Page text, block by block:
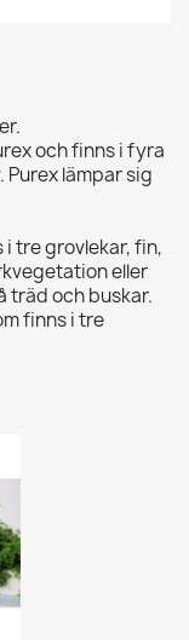
och finns i fyra
lämpar sig
tre grovlekar, fin,
eller
träd och buskar.
finns i tre